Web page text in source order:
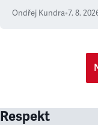
Ondřej Kundra•7. 8.
Respekt